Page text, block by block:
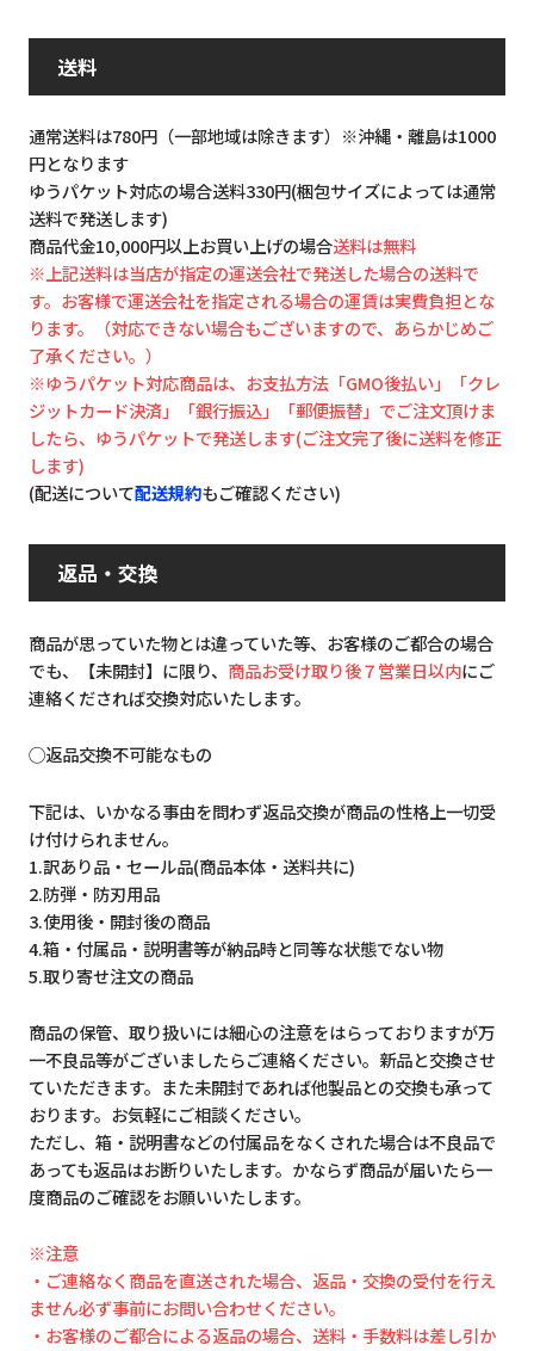
送料
通常送料は780円（一部地域は除きます）※沖縄・離島は1000
円となります
ゆうパケット対応の場合送料330円(梱包サイズによっては通常
送料で発送します)
商品代金10,000円以上お買い上げの場合送料は無料
※上記送料は当店が指定の運送会社で発送した場合の送料で
す。お客様で運送会社を指定される場合の運賃は実費負担とな
ります。（対応できない場合もございますので、あらかじめご
了承ください。）
※ゆうパケット対応商品は、お支払方法「GMO後払い」「クレ
ジットカード決済」「銀行振込」「郵便振替」でご注文頂けま
したら、ゆうパケットで発送します(ご注文完了後に送料を修正
します)
(配送について配送規約もご確認ください)
返品・交換
商品が思っていた物とは違っていた等、お客様のご都合の場合
でも、【未開封】に限り、 商品お受け取り後７営業日以内にご
連絡くだされば交換対応いたします。
◯返品交換不可能なもの
下記は、いかなる事由を問わず返品交換が商品の性格上一切受
け付けられません。
1.訳あり品・セール品(商品本体・送料共に)
2.防弾・防刃用品
3.使用後・開封後の商品
4.箱・付属品・説明書等が納品時と同等な状態でない物
5.取り寄せ注文の商品
商品の保管、取り扱いには細心の注意をはらっておりますが万
一不良品等がございましたらご連絡ください。新品と交換させ
ていただきます。また未開封であれば他製品との交換も承って
おります。お気軽にご相談ください。
ただし、箱・説明書などの付属品をなくされた場合は不良品で
あっても返品はお断りいたします。かならず商品が届いたら一
度商品のご確認をお願いいたします。
※注意
・ご連絡なく商品を直送された場合、返品・交換の受付を行え
ません必ず事前にお問い合わせください。
・お客様のご都合による返品の場合、送料・手数料は差し引か